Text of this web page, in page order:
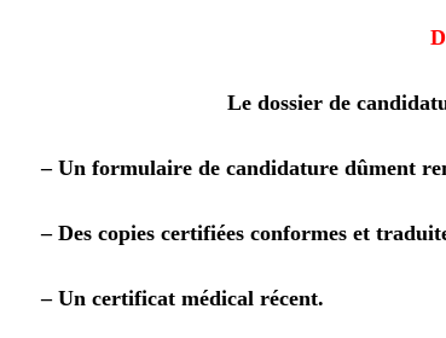
Le dossier de
– Un formulaire de candidature dûment
– Des copies certifiées conformes et
– Un certificat médical récent.